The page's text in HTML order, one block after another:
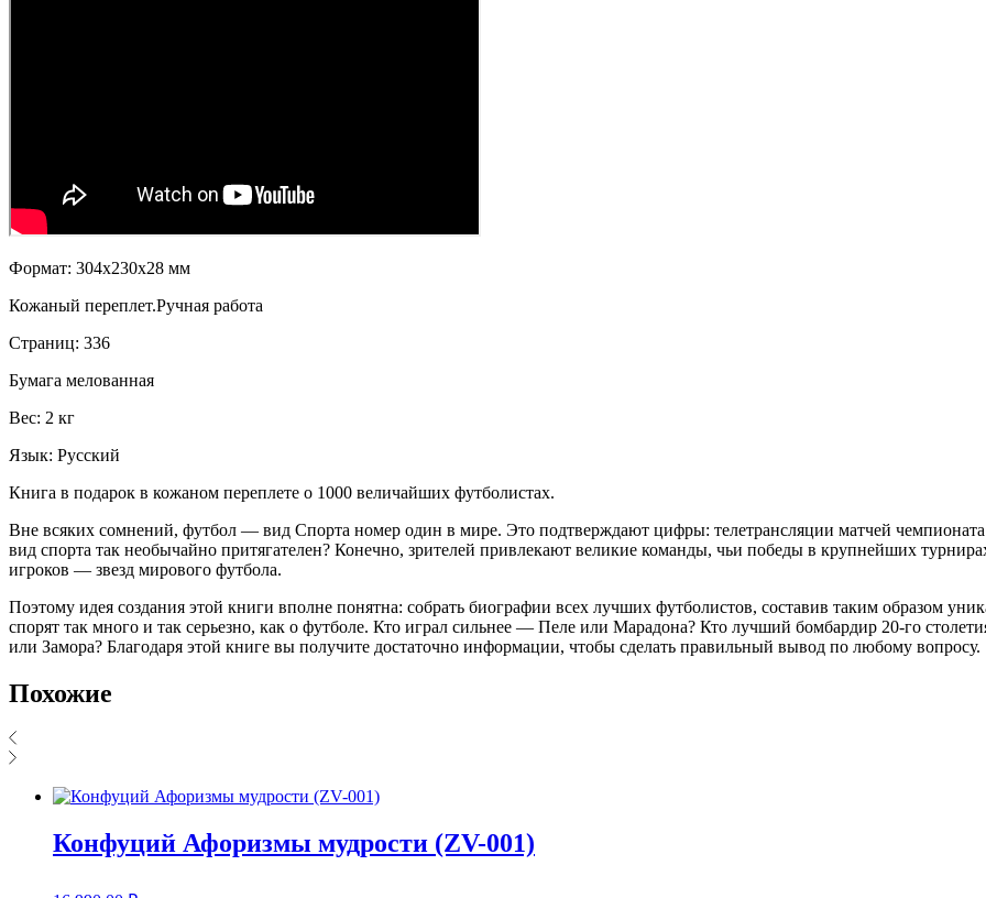
Формат: 304x230x28 мм
Кожаный переплет.Ручная работа
Страниц: 336
Бумага мелованная
Вес: 2 кг
Язык: Русский
Книга в подарок в кожаном переплете о 1000 величайших футболистах.
Вне всяких сомнений, футбол — вид Спорта номер один в мире. Это подтверждают цифры: телетрансляции матчей
вид спорта так необычайно притягателен? Конечно, зрителей привлекают великие команды, чьи победы в крупнейших
игроков — звезд мирового футбола.
Поэтому идея создания этой книги вполне понятна: собрать биографии всех лучших футболистов, составив таким образом
спорят так много и так серьезно, как о футболе. Кто играл сильнее — Пеле или Марадона? Кто лучший бомбардир 20-го
или Замора? Благодаря этой книге вы получите достаточно информации, чтобы сделать правильный вывод по любому вопросу.
Похожие
Конфуций Афоризмы мудрости (ZV-001)